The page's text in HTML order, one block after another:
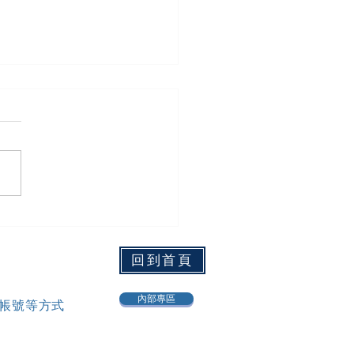
舉之（115年勞動基準課
育訓練 ）課程講師
回到首頁
號等方式
內部專區